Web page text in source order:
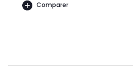
Comparer